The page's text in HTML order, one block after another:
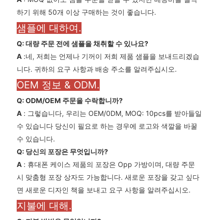
하기 위해 50개 이상 구매하는 것이 좋습니다.
샘플에 대하여.
Q: 대량 주문 전에 샘플을 채취할 수 있나요?
A :네, 저희는 언제나 기꺼이 저희 제품 샘플을 보내드리겠습
니다. 귀하의 요구 사항과 배송 주소를 알려주십시오.
OEM 정보 & ODM.
Q: ODM/OEM 주문을 수락합니까?
A : 그렇습니다, 우리는 OEM/0DM, MOQ: 10pcs를 받아들일
수 있습니다 당신이 필요로 하는 경우에 로고와 색깔을 바꿀
수 있습니다.
Q: 당신의 포장은 무엇입니까?
A : 휴대폰 케이스 제품의 포장은 Opp 가방이며, 대량 주문
시 맞춤형 포장 상자도 가능합니다. 새로운 포장을 갖고 싶다
면 새로운 디자인 책을 보내고 요구 사항을 알려주십시오.
지불에 대해.